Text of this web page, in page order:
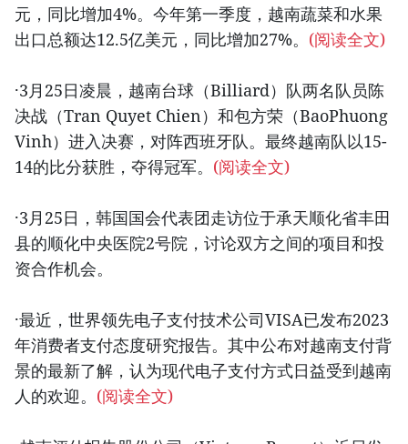
元，同比增加4%。今年第一季度，越南蔬菜和水果
出口总额达12.5亿美元，同比增加27%。 (阅读全文)
·3月25日凌晨，越南台球（Billiard）队两名队员陈
决战（Tran Quyet Chien）和包方荣（BaoPhuong
Vinh）进入决赛，对阵西班牙队。最终越南队以15-
14的比分获胜，夺得冠军。 (阅读全文)
·3月25日，韩国国会代表团走访位于承天顺化省丰田
县的顺化中央医院2号院，讨论双方之间的项目和投
资合作机会。
·最近，世界领先电子支付技术公司VISA已发布2023
年消费者支付态度研究报告。其中公布对越南支付背
景的最新了解，认为现代电子支付方式日益受到越南
人的欢迎。 (阅读全文)